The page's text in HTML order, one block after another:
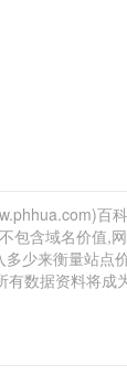
百
包含域名价值,
少来衡量站点
数据资料将成